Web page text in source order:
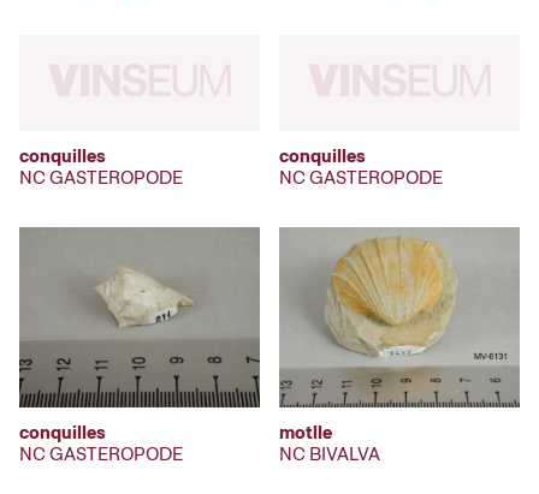
conquilles
NC GASTEROPODE
conquilles
NC GASTEROPODE
conquilles
NC GASTEROPODE
motlle
NC BIVALVA